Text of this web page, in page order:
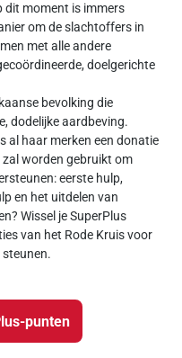
dit moment is immers
om de slachtoffers in
met alle andere
doelgerichte
bevolking die
dodelijke aardbeving.
al haar merken een donatie
worden gebruikt om
eerste hulp,
en het uitdelen van
Wissel je SuperPlus
van het Rode Kruis voor
punten